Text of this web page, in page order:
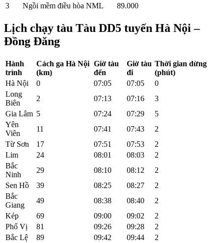
3
Ngồi mềm điều hòa NML 89.000
Lịch chạy tàu Tàu DD5 tuyến Hà Nội –
Đồng Đăng
Hành
trình
Cách ga Hà Nội
(km)
Giờ tàu
đến
Giờ tàu
đi
Thời gian dừng
(phút)
Hà Nội
0 07:05 07:05
0
Long
Biên
2 07:13 07:16
3
Gia Lâm 5 07:24 07:29
5
Yên
Viên
11 07:41 07:43
2
Từ Sơn
17 07:51 07:53
2
Lim
24 08:01 08:03
2
Bắc
Ninh
29 08:10 08:12
2
Sen Hồ
39 08:25 08:27
2
Bắc
Giang
49 08:38 08:40
2
Kép
69 09:00 09:02
2
Phố Vị
81 09:26 09:28
2
Bắc Lệ
89 09:42 09:44
2